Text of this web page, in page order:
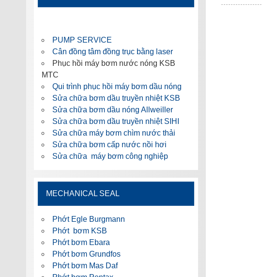
PUMP SERVICE
Cân đồng tâm đồng trục bằng laser
Phục hồi máy bơm nước nóng KSB
MTC
Qui trình phục hồi máy bơm dầu nóng
Sửa chữa bơm dầu truyền nhiệt KSB
Sửa chữa bơm dầu nóng Allweiller
Sửa chữa bơm dầu truyền nhiệt SIHI
Sửa chữa máy bơm chìm nước thải
Sửa chữa bơm cấp nước nồi hơi
Sửa chữa máy bơm công nghiệp
MECHANICAL SEAL
Phớt Egle Burgmann
Phớt bơm KSB
Phớt bơm Ebara
Phớt bơm Grundfos
Phớt bơm Mas Daf